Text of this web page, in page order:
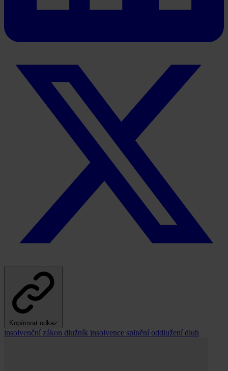
Kopírovat odkaz
insolvenční zákon dlužník insolvence splnění oddlužení dluh